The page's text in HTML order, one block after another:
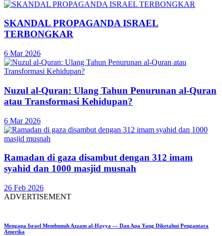
SKANDAL PROPAGANDA ISRAEL
TERBONGKAR
6 Mar 2026
Nuzul al-Quran: Ulang Tahun Penurunan al-Quran
atau Transformasi Kehidupan?
6 Mar 2026
Ramadan di gaza disambut dengan 312 imam
syahid dan 1000 masjid musnah
26 Feb 2026
ADVERTISEMENT
Mengapa Israel Membunuh Azzam al-Hayya — Dan Apa Yang Diketahui Pengantara
Amerika